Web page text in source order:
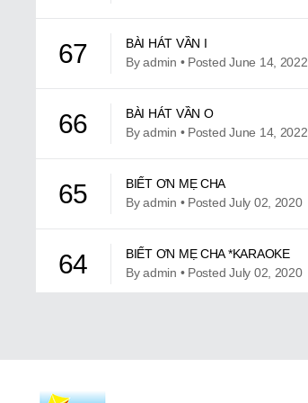
67
BÀI HÁT VẦN I
By admin • Posted June 14, 2022
66
BÀI HÁT VẦN O
By admin • Posted June 14, 2022
65
BIẾT ƠN MẸ CHA
By admin • Posted July 02, 2020
64
BIẾT ƠN MẸ CHA *KARAOKE
By admin • Posted July 02, 2020